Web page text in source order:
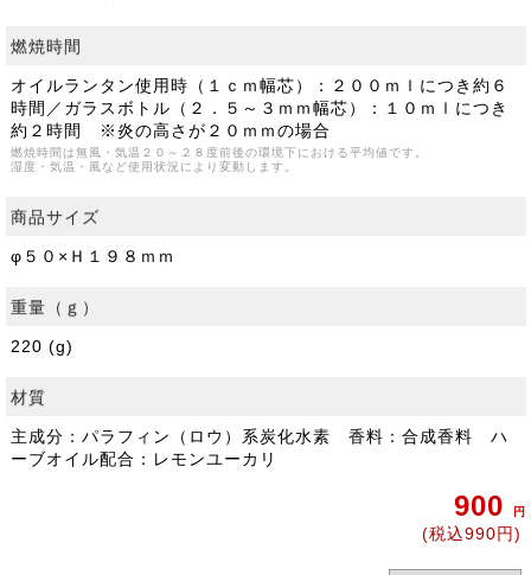
燃焼時間
オイルランタン使用時（１ｃｍ幅芯）：２００ｍｌにつき約６
時間／ガラスボトル（２．５～３ｍｍ幅芯）：１０ｍｌにつき
約２時間 ※炎の高さが２０ｍｍの場合
燃焼時間は無風・気温２０～２８度前後の環境下における平均値です。
湿度・気温・風など使用状況により変動します。
商品サイズ
φ５０×Ｈ１９８ｍｍ
重量（ｇ）
220 (g)
材質
主成分：パラフィン（ロウ）系炭化水素 香料：合成香料 ハ
ーブオイル配合：レモンユーカリ
900 円
(税込990円)